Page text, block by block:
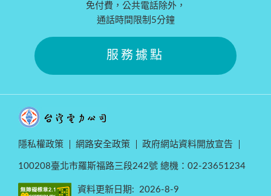
免付費，公共電話除外，
通話時間限制5分鐘
服務據點
隱私權政策 網路安全政策 政府網站資料開放宣告
100208臺北市羅斯福路三段242號 總機：02-23651234
資料更新日期: 2026-8-9